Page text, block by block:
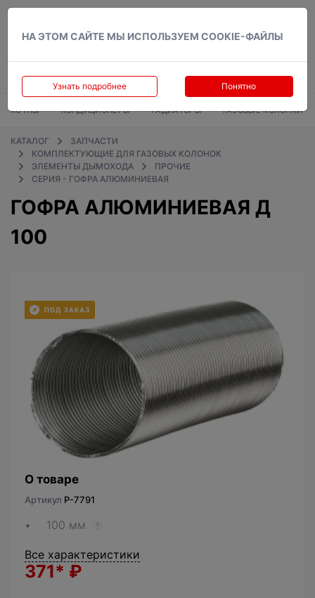
НА ЭТОМ САЙТЕ МЫ ИСПОЛЬЗУЕМ COOKIE-ФАЙЛЫ
Узнать подробнее Понятно
КОТЛЫ КОНДИЦИОНЕРЫ РАДИАТОРЫ ГАЗОВЫЕ КОЛОНКИ
КАТАЛОГ
ЗАПЧАСТИ
КОМПЛЕКТУЮЩИЕ ДЛЯ ГАЗОВЫХ КОЛОНОК
ЭЛЕМЕНТЫ ДЫМОХОДА
ПРОЧИЕ
СЕРИЯ - ГОФРА АЛЮМИНИЕВАЯ
ГОФРА АЛЮМИНИЕВАЯ Д
100
О товаре
Артикул P-7791
100 мм ?
Все характеристики
371* ₽